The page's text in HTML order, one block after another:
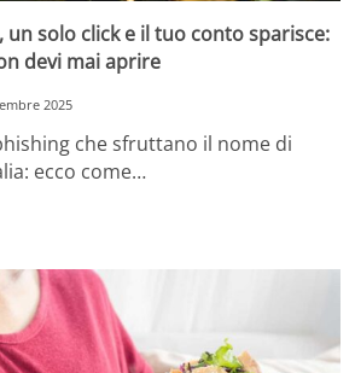
un solo click e il tuo conto sparisce:
devi mai aprire
2025
che sfruttano il nome di
ecco come…